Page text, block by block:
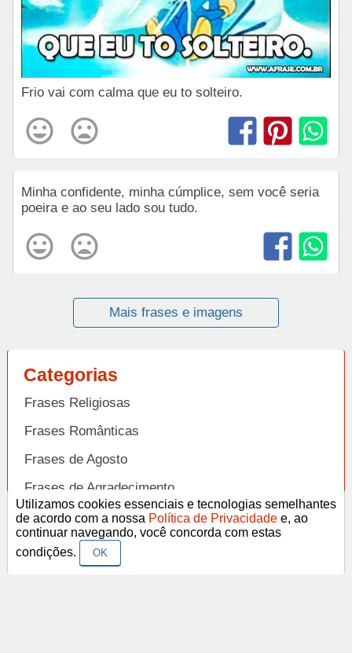
Frio vai com calma que eu to solteiro.
Minha confidente, minha cúmplice, sem você seria
poeira e ao seu lado sou tudo.
Mais frases e imagens
Categorias
Frases Religiosas
Frases Românticas
Frases de Agosto
Frases de Agradecimento
Frases de Amizade
Frases de Amor
Abrir
Utilizamos cookies essenciais e tecnologias semelhantes
de acordo com a nossa Política de Privacidade e, ao
continuar navegando, você concorda com estas
condições.
OK